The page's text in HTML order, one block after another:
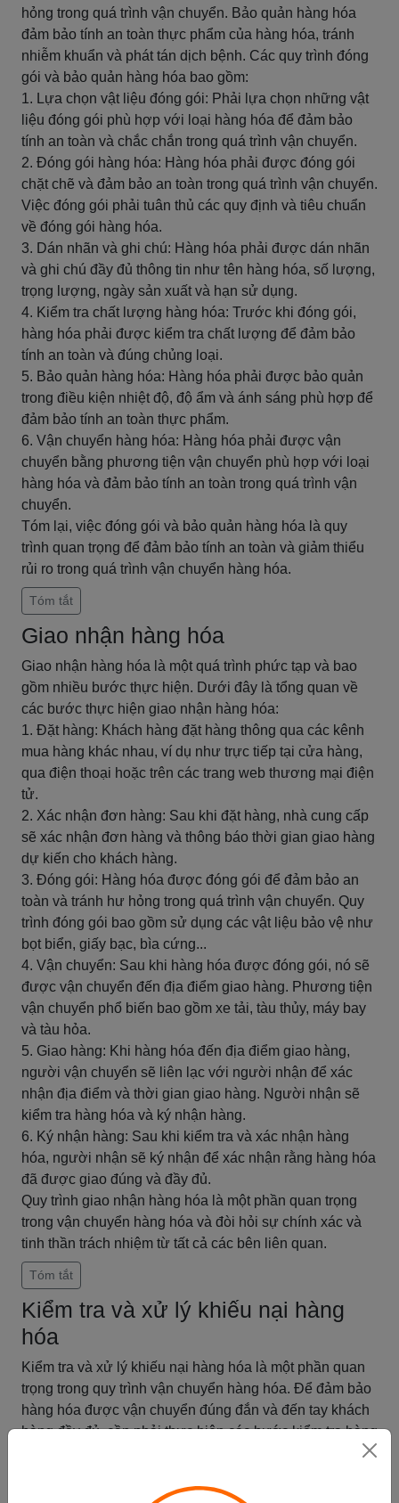
hỏng trong quá trình vận chuyển. Bảo quản hàng hóa
đảm bảo tính an toàn thực phẩm của hàng hóa, tránh
nhiễm khuẩn và phát tán dịch bệnh. Các quy trình đóng
gói và bảo quản hàng hóa bao gồm:
1. Lựa chọn vật liệu đóng gói: Phải lựa chọn những vật
liệu đóng gói phù hợp với loại hàng hóa để đảm bảo
tính an toàn và chắc chắn trong quá trình vận chuyển.
2. Đóng gói hàng hóa: Hàng hóa phải được đóng gói
chặt chẽ và đảm bảo an toàn trong quá trình vận chuyển.
Việc đóng gói phải tuân thủ các quy định và tiêu chuẩn
về đóng gói hàng hóa.
3. Dán nhãn và ghi chú: Hàng hóa phải được dán nhãn
và ghi chú đầy đủ thông tin như tên hàng hóa, số lượng,
trọng lượng, ngày sản xuất và hạn sử dụng.
4. Kiểm tra chất lượng hàng hóa: Trước khi đóng gói,
hàng hóa phải được kiểm tra chất lượng để đảm bảo
tính an toàn và đúng chủng loại.
5. Bảo quản hàng hóa: Hàng hóa phải được bảo quản
trong điều kiện nhiệt độ, độ ẩm và ánh sáng phù hợp để
đảm bảo tính an toàn thực phẩm.
6. Vận chuyển hàng hóa: Hàng hóa phải được vận
chuyển bằng phương tiện vận chuyển phù hợp với loại
hàng hóa và đảm bảo tính an toàn trong quá trình vận
chuyển.
Tóm lại, việc đóng gói và bảo quản hàng hóa là quy
trình quan trọng để đảm bảo tính an toàn và giảm thiểu
rủi ro trong quá trình vận chuyển hàng hóa.
Tóm tắt
Giao nhận hàng hóa
Giao nhận hàng hóa là một quá trình phức tạp và bao
gồm nhiều bước thực hiện. Dưới đây là tổng quan về
các bước thực hiện giao nhận hàng hóa:
1. Đặt hàng: Khách hàng đặt hàng thông qua các kênh
mua hàng khác nhau, ví dụ như trực tiếp tại cửa hàng,
qua điện thoại hoặc trên các trang web thương mại điện
tử.
2. Xác nhận đơn hàng: Sau khi đặt hàng, nhà cung cấp
sẽ xác nhận đơn hàng và thông báo thời gian giao hàng
dự kiến cho khách hàng.
3. Đóng gói: Hàng hóa được đóng gói để đảm bảo an
toàn và tránh hư hỏng trong quá trình vận chuyển. Quy
trình đóng gói bao gồm sử dụng các vật liệu bảo vệ như
bọt biển, giấy bạc, bìa cứng...
4. Vận chuyển: Sau khi hàng hóa được đóng gói, nó sẽ
được vận chuyển đến địa điểm giao hàng. Phương tiện
vận chuyển phổ biến bao gồm xe tải, tàu thủy, máy bay
và tàu hỏa.
5. Giao hàng: Khi hàng hóa đến địa điểm giao hàng,
người vận chuyển sẽ liên lạc với người nhận để xác
nhận địa điểm và thời gian giao hàng. Người nhận sẽ
kiểm tra hàng hóa và ký nhận hàng.
6. Ký nhận hàng: Sau khi kiểm tra và xác nhận hàng
hóa, người nhận sẽ ký nhận để xác nhận rằng hàng hóa
đã được giao đúng và đầy đủ.
Quy trình giao nhận hàng hóa là một phần quan trọng
trong vận chuyển hàng hóa và đòi hỏi sự chính xác và
tinh thần trách nhiệm từ tất cả các bên liên quan.
Tóm tắt
Kiểm tra và xử lý khiếu nại hàng
hóa
Kiểm tra và xử lý khiếu nại hàng hóa là một phần quan
trọng trong quy trình vận chuyển hàng hóa. Để đảm bảo
hàng hóa được vận chuyển đúng đắn và đến tay khách
hàng đầy đủ, cần phải thực hiện các bước kiểm tra hàng
kỹ lưỡng để đảm bảo rằng chúng đáp ứng được các